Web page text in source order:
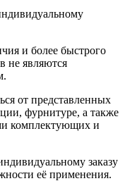
и более быстрого
не являются
от представленных
фурнитуре, а также
комплектующих и
заказу
её применения.